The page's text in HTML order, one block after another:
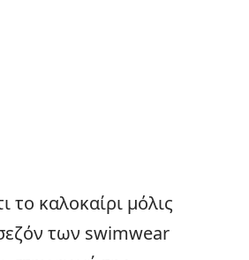
το καλοκαίρι μόλις
των swimwear